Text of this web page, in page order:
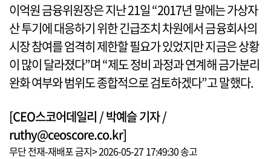
이억원 금융위원장은 지난 21일 “2017년 말에는 가상자
산 투기에 대응하기 위한 긴급조치 차원에서 금융회사의
시장 참여를 엄격히 제한할 필요가 있었지만 지금은 상황
이 많이 달라졌다”며 “제도 정비 과정과 연계해 금가분리
완화 여부와 범위도 종합적으로 검토하겠다”고 말했다.
[CEO스코어데일리 / 박예슬 기자 /
ruthy@ceoscore.co.kr]
무단 전재-재배포 금지> 2026-05-27 17:49:30 송고